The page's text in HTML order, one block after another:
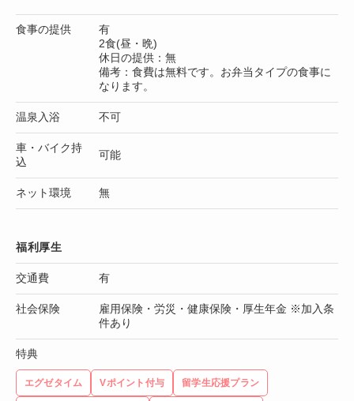
食事の提供
有
2食(昼・晩)
休日の提供：無
備考：食費は無料です。お弁当タイプの食事に
なります。
温泉入浴 不可
車・バイク持
込
可能
ネット環境 無
福利厚生
交通費 有
社会保険
雇用保険・労災・健康保険・厚生年金 ※加入条
件あり
特典
エグゼタイム Vポイント付与 留学生応援プラン